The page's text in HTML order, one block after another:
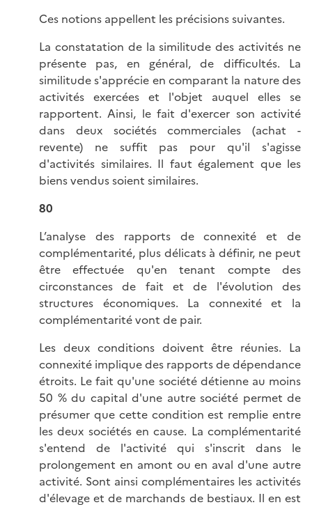
Ces notions appellent les précisions suivantes.
La constatation de la similitude des activités ne
présente pas, en général, de difficultés. La
similitude s'apprécie en comparant la nature des
activités exercées et l'objet auquel elles se
rapportent. Ainsi, le fait d'exercer son activité
dans deux sociétés commerciales (achat -
revente) ne suffit pas pour qu'il s'agisse
d'activités similaires. Il faut également que les
biens vendus soient similaires.
80
L’analyse des rapports de connexité et de
complémentarité, plus délicats à définir, ne peut
être effectuée qu'en tenant compte des
circonstances de fait et de l'évolution des
structures économiques. La connexité et la
complémentarité vont de pair.
Les deux conditions doivent être réunies. La
connexité implique des rapports de dépendance
étroits. Le fait qu'une société détienne au moins
50 % du capital d'une autre société permet de
présumer que cette condition est remplie entre
les deux sociétés en cause. La complémentarité
s'entend de l'activité qui s'inscrit dans le
prolongement en amont ou en aval d'une autre
activité. Sont ainsi complémentaires les activités
d'élevage et de marchands de bestiaux. Il en est